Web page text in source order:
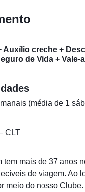
Auxílio creche +
de Vida + Vale-
(média de 1
CLT
mais de 37 anos
de viagem. Ao
meio do nosso